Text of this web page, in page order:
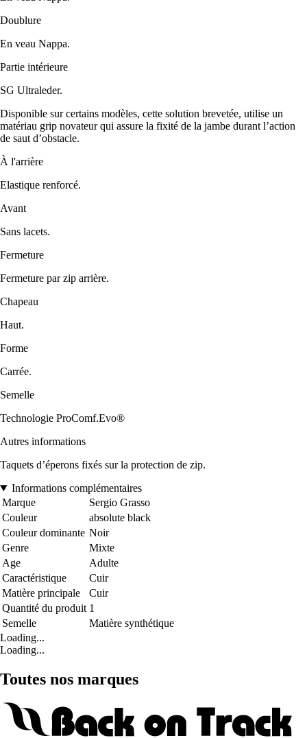
Doublure
En veau Nappa.
Partie intérieure
SG Ultraleder.
Disponible sur certains modèles, cette solution brevetée, utilise un
matériau grip novateur qui assure la fixité de la jambe durant l’action
de saut d’obstacle.
À l'arrière
Elastique renforcé.
Avant
Sans lacets.
Fermeture
Fermeture par zip arrière.
Chapeau
Haut.
Forme
Carrée.
Semelle
Technologie ProComf.Evo®
Autres informations
Taquets d’éperons fixés sur la protection de zip.
Informations complémentaires
Marque
Sergio Grasso
Couleur
absolute black
Couleur dominante Noir
Genre
Mixte
Age
Adulte
Caractéristique
Cuir
Matière principale
Cuir
Quantité du produit 1
Semelle
Matière synthétique
Loading...
Loading...
Toutes nos marques